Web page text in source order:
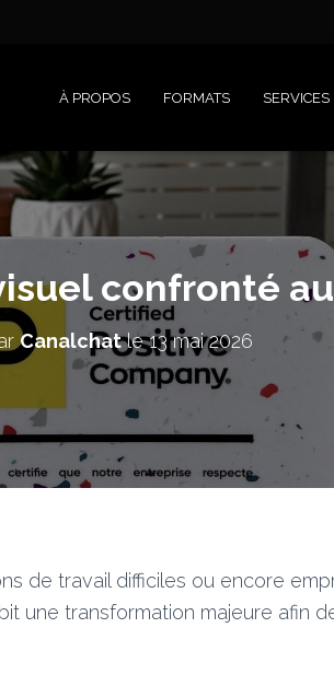
À PROPOS FORMATS SERVICES
confronté
Canalchatle13 mai 2026
de travail difficiles ou encore
une transformation majeure afin